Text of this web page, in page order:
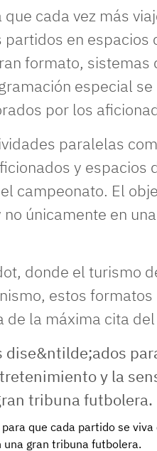
cada vez más
en espacios
formato, sistemas
especial se
por los
paralelas
y espacios
campeonato. El
únicamente en
donde el turismo
estos
de la máxima cita
que cada partido se viva
gran tribuna futbolera.